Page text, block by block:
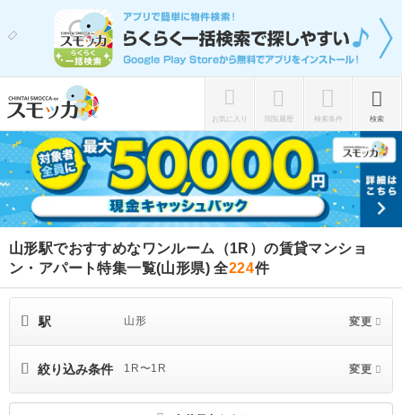
お気に入り 閲覧履歴 検索条件 検索
山形駅でおすすめなワンルーム（1R）の賃貸マンショ
ン・アパート特集一覧(山形県)全224件
駅 山形 変更
絞り込み条件 1R〜1R 変更